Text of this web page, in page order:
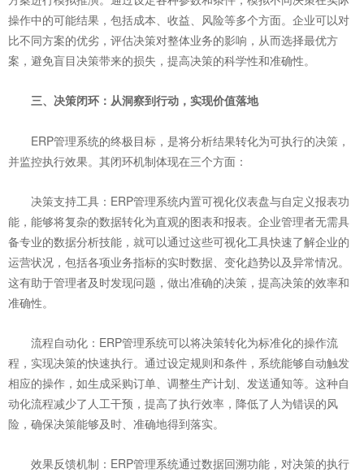
操作中的可能结果，包括成本、收益、风险等多个方面。企业可以对
比不同方案的优劣，评估决策对整体业务的影响，从而选择最优方
案，避免盲目决策带来的损失，提高决策的科学性和准确性。
三、决策闭环：从洞察到行动，实现价值落地
ERP管理系统的终极目标，是将分析结果转化为可执行的决策，
并监控执行效果。其闭环机制体现在三个方面：
决策支持工具：ERP管理系统内置可视化仪表盘与自定义报表功
能，能够将复杂的数据转化为直观的图表和报表。企业管理者无需具
备专业的数据分析技能，就可以通过这些可视化工具快速了解企业的
运营状况，包括各项业务指标的实时数据、变化趋势以及异常情况。
这有助于管理者及时发现问题，做出准确的决策，提高决策的效率和
准确性。
流程自动化：ERP管理系统可以将决策转化为标准化的操作流
程，实现决策的快速执行。通过设定规则和条件，系统能够自动触发
相应的操作，如生成采购订单、调整生产计划、发送通知等。这种自
动化流程减少了人工干预，提高了执行效率，降低了人为错误的风
险，确保决策能够及时、准确地得到落实。
效果反馈机制：ERP管理系统通过数据回溯功能，对决策的执行